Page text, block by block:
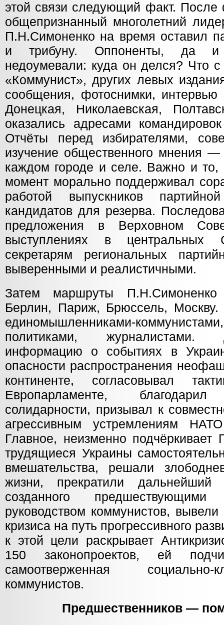
этой связи следующий факт. После
общепризнанный многолетний
П.Н.Симоненко на время оставил
и трибуну. Оппоненты, да и
недоумевали: куда он делся? Что с
«Коммунист», других левых
сообщения, фотоснимки,
Донецкая, Николаевская,
оказались адресами
Отчёты перед избирателями,
изучение общественного мнения
каждом городе и селе. Важно и
момент морально поддерживал
работой выпускников
кандидатов для резерва.
предложения в Верховном
выступлениях в центральных
секретарям региональных
выверенными и реалистичными.
Затем маршруты
Берлин, Париж, Брюссель,
единомышленниками-
политиками, журналистами.
информацию о событиях в
опасности распространения
континенте, согласовывал
Европарламенте,
солидарности, призывал к
агрессивным устремлениям
Главное, неизменно
трудящиеся Украины
вмешательства, решали
жизни, прекратили дальнейший
созданного
руководством коммунистов, вывели
кризиса на путь прогрессивного
к этой цели раскрывает
150 законопроектов, ей
самоотверженная
коммунистов.
Предшественников —